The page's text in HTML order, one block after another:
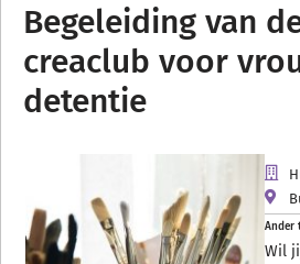
Begeleiding van
creaclub voor
detentie
Ander
Wil